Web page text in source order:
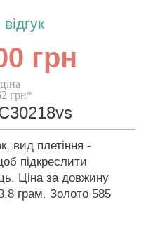
грн
грн*
вид плетіння -
підкреслити
Ціна за довжину
грам. Золото 585